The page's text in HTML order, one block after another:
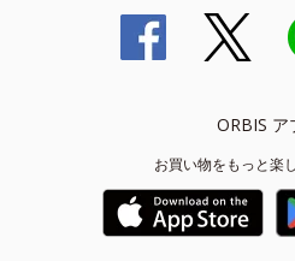
ORBIS ア
お買い物をもっと楽